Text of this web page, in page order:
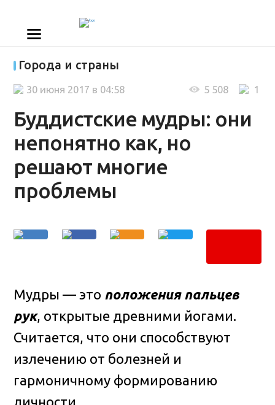
Города и страны
Буддистские мудры: они
непонятно как, но
решают многие
проблемы
1
5 508
30 июня 2017 в 04:58
Мудры — это положения пальцев
рук, открытые древними йогами.
Считается, что они способствуют
излечению от болезней и
гармоничному формированию
личности.